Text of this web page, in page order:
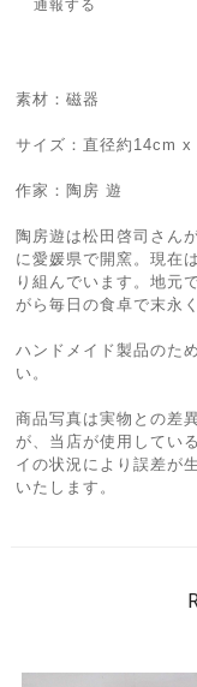
通報する
素材：磁器
サイズ：直径約14cm x
作家：陶房 遊
陶房遊は松田啓司さん
に愛媛県で開窯。現在
り組んでいます。地元
がら毎日の食卓で末永
ハンドメイド製品のた
い。
商品写真は実物との差
が、当店が使用してい
イの状況により誤差が
いたします。